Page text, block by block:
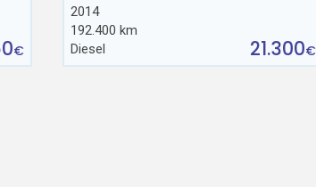
€
2014
192.400 km
Diesel
21.300€